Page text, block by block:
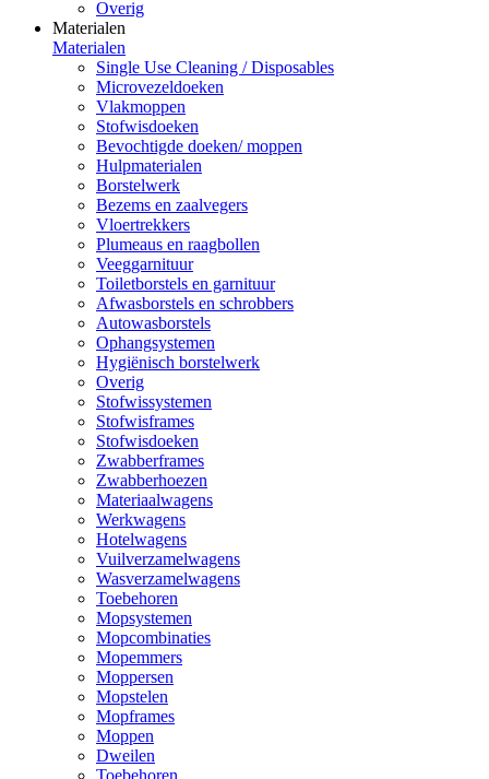
Overig
Materialen
Materialen
Single Use Cleaning / Disposables
Microvezeldoeken
Vlakmoppen
Stofwisdoeken
Bevochtigde doeken/ moppen
Hulpmaterialen
Borstelwerk
Bezems en zaalvegers
Vloertrekkers
Plumeaus en raagbollen
Veeggarnituur
Toiletborstels en garnituur
Afwasborstels en schrobbers
Autowasborstels
Ophangsystemen
Hygiënisch borstelwerk
Overig
Stofwissystemen
Stofwisframes
Stofwisdoeken
Zwabberframes
Zwabberhoezen
Materiaalwagens
Werkwagens
Hotelwagens
Vuilverzamelwagens
Wasverzamelwagens
Toebehoren
Mopsystemen
Mopcombinaties
Mopemmers
Moppersen
Mopstelen
Mopframes
Moppen
Dweilen
Toebehoren